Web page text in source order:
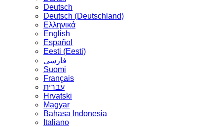
Deutsch
Deutsch (Deutschland)
Ελληνικά
English
Español
Eesti (Eesti)
فارسی
Suomi
Français
עברית
Hrvatski
Magyar
Bahasa Indonesia
Italiano